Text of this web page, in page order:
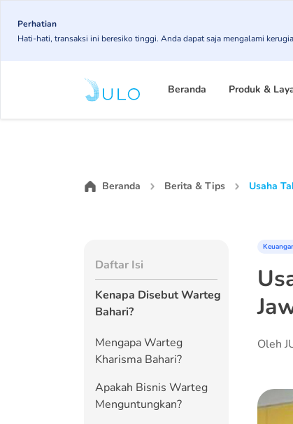
SkipPerhatian
Hati-hati, transaksi ini beresiko tinggi. Anda dapat saja mengalami
Main
Beranda Produk &
Beranda Berita & Tips Usaha
Daftar Isi
Kenapa Disebut Warteg
Bahari?
Mengapa Warteg
Kharisma Bahari?
Apakah Bisnis Warteg
Menguntungkan?
Oleh